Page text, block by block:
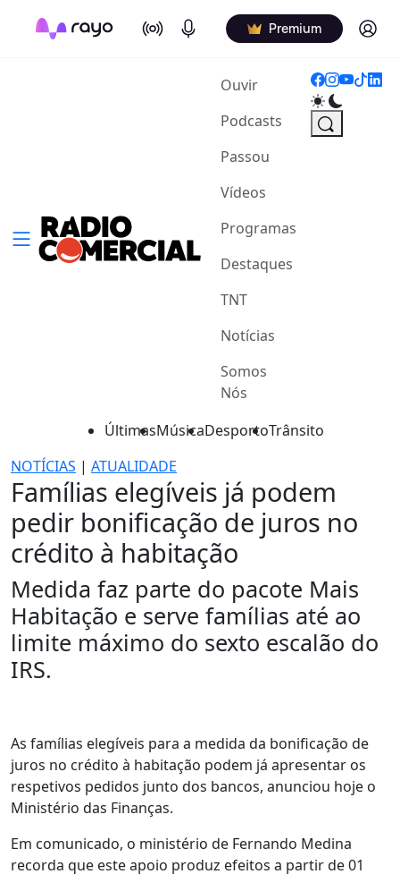
On Air Podcasts Premium Log in
Ouvir(current)
Podcasts
Passou
Vídeos
Programas
Destaques
TNT
Notícias
Somos
Nós
ÚltimasMúsicaDesportoTrânsito
NOTÍCIAS | ATUALIDADE
Famílias elegíveis já podem
pedir bonificação de juros no
crédito à habitação
Medida faz parte do pacote Mais
Habitação e serve famílias até ao
limite máximo do sexto escalão do
IRS.
As famílias elegíveis para a medida da bonificação de
juros no crédito à habitação podem já apresentar os
respetivos pedidos junto dos bancos, anunciou hoje o
Ministério das Finanças.
Em comunicado, o ministério de Fernando Medina
recorda que este apoio produz efeitos a partir de 01